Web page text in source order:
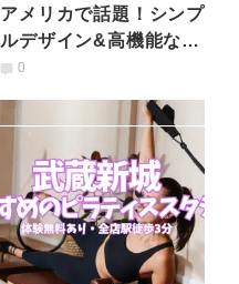
アメリカで話題！シンプ
ルデザイン&高機能な
「燃焼系バンド」がこの
0